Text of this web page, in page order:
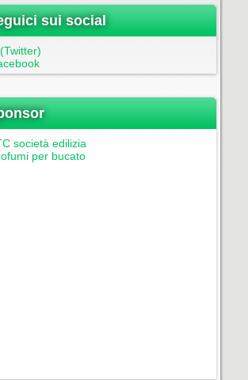
sui social
società edilizia
per bucato